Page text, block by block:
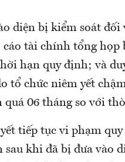
diện bị kiểm soát
tài chính tổng họp
hạn quy định; và
tổ chức niêm yết
quá 06 tháng so với
tiếp tục vi phạm
khi đã bị đưa vào